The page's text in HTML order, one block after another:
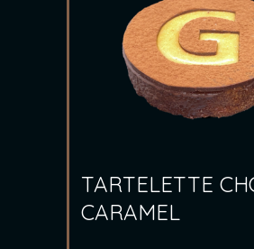
TARTELETTE
CARAMEL